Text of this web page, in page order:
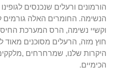
הורמונים ורעלים שנכנסים
הנשימה. החומרים האלה גורמים
וקשיי נשימה, הרס המערכת
חוץ מזה, הרעלים מסוכנים מאוד
היקרות שלנו, שמרחרחים
הכימיים.